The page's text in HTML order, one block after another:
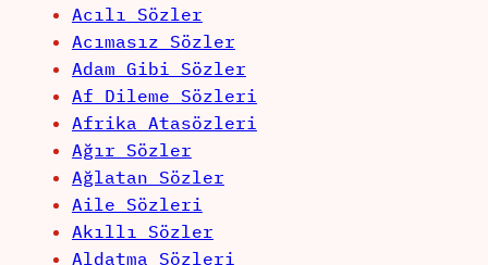
Acılı Sözler
Acımasız Sözler
Adam Gibi Sözler
Af Dileme Sözleri
Afrika Atasözleri
Ağır Sözler
Ağlatan Sözler
Aile Sözleri
Akıllı Sözler
Aldatma Sözleri